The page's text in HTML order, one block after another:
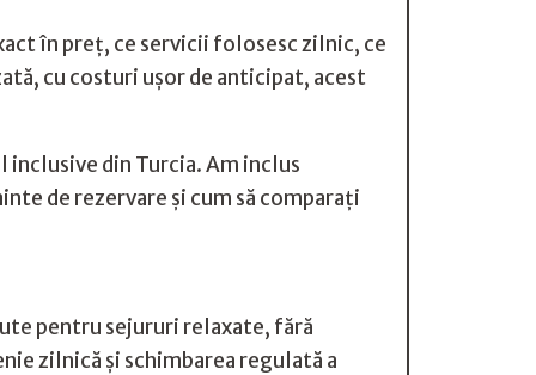
în preț, ce servicii folosesc zilnic, ce
cu costuri ușor de anticipat, acest
din Turcia. Am inclus
de rezervare și cum să comparați
pentru sejururi relaxate, fără
zilnică și schimbarea regulată a